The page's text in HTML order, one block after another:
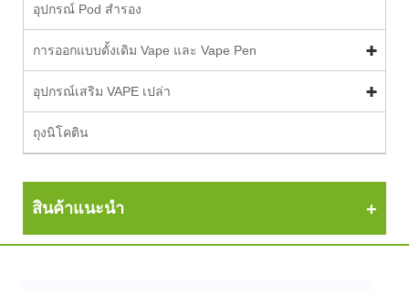
อุปกรณ์ Pod สำรอง
การออกแบบดั้งเดิม Vape และ Vape Pen
อุปกรณ์เสริม VAPE เปล่า
ถุงนิโคติน
สินค้าแนะนำ